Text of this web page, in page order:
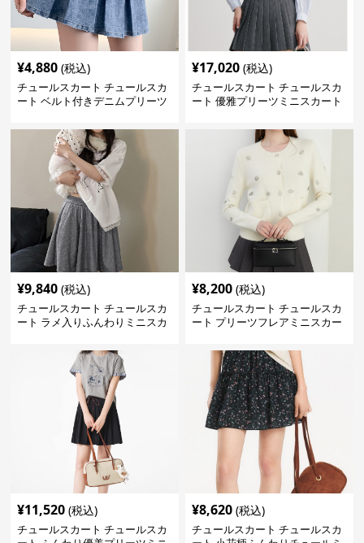
¥4,880 (税込)
チュールスカート チュールスカ
ート ベルト付きデニムプリーツ
¥17,020 (税込)
チュールスカート チュールスカ
ート 優雅プリーツミニスカート
¥9,840 (税込)
チュールスカート チュールスカ
ート ラメ入りふんわりミニスカ
¥8,200 (税込)
チュールスカート チュールスカ
ート プリーツフレアミニスカー
¥11,520 (税込)
チュールスカート チュールスカ
¥8,620 (税込)
チュールスカート チュールスカ